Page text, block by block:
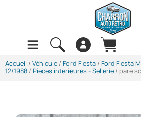
Accueil / Véhicule / Ford Fiesta / Ford Fiesta
12/1988 / Pieces intérieures - Sellerie / pare